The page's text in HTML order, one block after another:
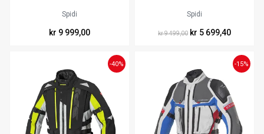
Spidi
kr 9 999,00
Spidi
kr 9 499,00 kr 5 699,40
-40% -15%